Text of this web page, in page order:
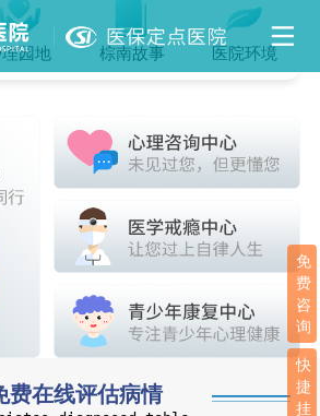
园地 棕南故事 医院环境
费在线评估病情
免
费
咨
询
快
捷
挂